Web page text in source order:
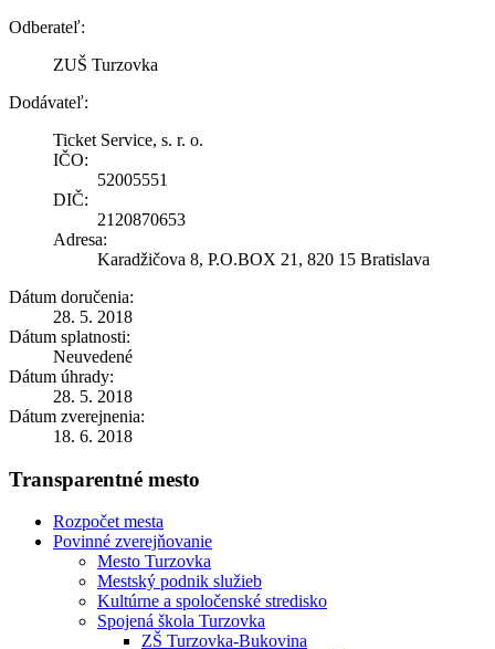
Odberateľ:
ZUŠ Turzovka
Dodávateľ:
Ticket Service, s. r. o.
IČO:
52005551
DIČ:
2120870653
Adresa:
Karadžičova 8, P.O.BOX 21, 820 15 Bratislava
Dátum doručenia:
28. 5. 2018
Dátum splatnosti:
Neuvedené
Dátum úhrady:
28. 5. 2018
Dátum zverejnenia:
18. 6. 2018
Transparentné mesto
Rozpočet mesta
Povinné zverejňovanie
Mesto Turzovka
Mestský podnik služieb
Kultúrne a spoločenské stredisko
Spojená škola Turzovka
ZŠ Turzovka-Bukovina